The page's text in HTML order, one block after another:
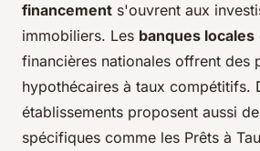
financement s'ouvrent aux
immobiliers. Les banques locales
financières nationales offrent des
hypothécaires à taux compétitifs.
établissements proposent aussi
spécifiques comme les Prêts à